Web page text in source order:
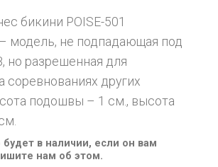
бикини POISE-501
модель, не подпадающая под
но разрешенная для
соревнованиях других
подошвы – 1 см., высота
будет в наличии, если он вам
нам об этом.